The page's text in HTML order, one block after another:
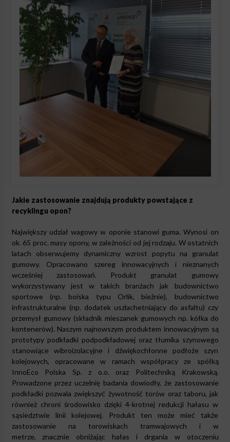
Jakie zastosowanie znajdują produkty powstające z
recyklingu opon?
Największy udział wagowy w oponie stanowi guma. Wynosi on
ok. 65 proc. masy opony, w zależności od jej rodzaju. W ostatnich
latach obserwujemy dynamiczny wzrost popytu na granulat
gumowy. Opracowano szereg innowacyjnych i nieznanych
wcześniej zastosowań. Produkt granulat gumowy
wykorzystywany jest w takich branżach jak budownictwo
sportowe (np. boiska typu Orlik, bieżnie), budownictwo
infrastrukturalne (np. dodatek uszlachetniający do asfaltu) czy
przemysł gumowy (składnik mieszanek gumowych np. kółka do
kontenerów). Naszym najnowszym produktem innowacyjnym są
prototypy podkładki podpodkładowej oraz tłumika szynowego
stanowiące wibroizolacyjne i dźwiękochłonne podłoże szyn
kolejowych, opracowane w ramach współpracy ze spółką
InnoEco Polska Sp. z o.o. oraz Politechniką Krakowską.
Prowadzone przez uczelnię badania dowiodły, że zastosowanie
podkładki pozwala zwiększyć żywotność torów oraz taboru, jak
również chroni środowisko dzięki 4-krotnej redukcji hałasu w
sąsiedztwie linii kolejowej. Produkt ten może mieć także
zastosowanie na torowiskach tramwajowych i w
metrze, znacznie obniżając hałas i drgania w otoczeniu